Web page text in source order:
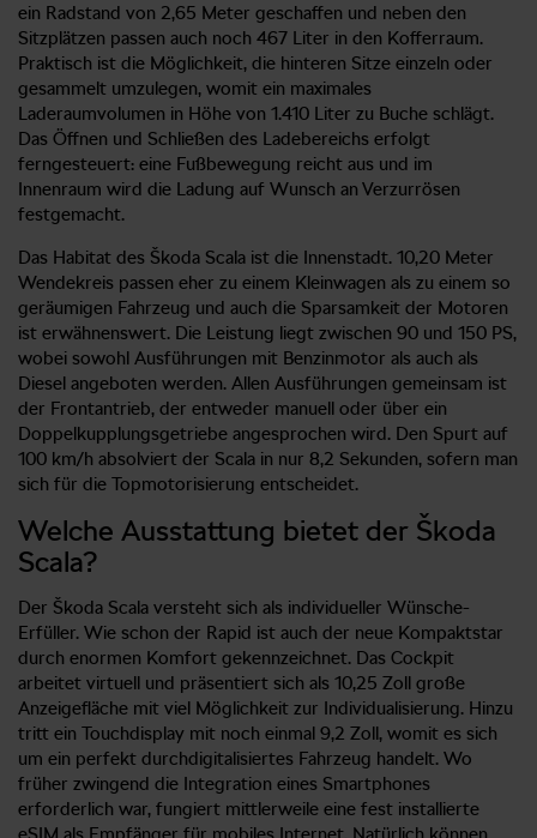
ein Radstand von 2,65 Meter geschaffen und neben den
Sitzplätzen passen auch noch 467 Liter in den Kofferraum.
Praktisch ist die Möglichkeit, die hinteren Sitze einzeln oder
gesammelt umzulegen, womit ein maximales
Laderaumvolumen in Höhe von 1.410 Liter zu Buche schlägt.
Das Öffnen und Schließen des Ladebereichs erfolgt
ferngesteuert: eine Fußbewegung reicht aus und im
Innenraum wird die Ladung auf Wunsch an Verzurrösen
festgemacht.
Das Habitat des Škoda Scala ist die Innenstadt. 10,20 Meter
Wendekreis passen eher zu einem Kleinwagen als zu einem so
geräumigen Fahrzeug und auch die Sparsamkeit der Motoren
ist erwähnenswert. Die Leistung liegt zwischen 90 und 150 PS,
wobei sowohl Ausführungen mit Benzinmotor als auch als
Diesel angeboten werden. Allen Ausführungen gemeinsam ist
der Frontantrieb, der entweder manuell oder über ein
Doppelkupplungsgetriebe angesprochen wird. Den Spurt auf
100 km/h absolviert der Scala in nur 8,2 Sekunden, sofern man
sich für die Topmotorisierung entscheidet.
Welche Ausstattung bietet der Škoda
Scala?
Der Škoda Scala versteht sich als individueller Wünsche-
Erfüller. Wie schon der Rapid ist auch der neue Kompaktstar
durch enormen Komfort gekennzeichnet. Das Cockpit
arbeitet virtuell und präsentiert sich als 10,25 Zoll große
Anzeigefläche mit viel Möglichkeit zur Individualisierung. Hinzu
tritt ein Touchdisplay mit noch einmal 9,2 Zoll, womit es sich
um ein perfekt durchdigitalisiertes Fahrzeug handelt. Wo
früher zwingend die Integration eines Smartphones
erforderlich war, fungiert mittlerweile eine fest installierte